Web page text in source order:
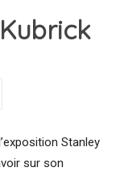
Stanley
sur son